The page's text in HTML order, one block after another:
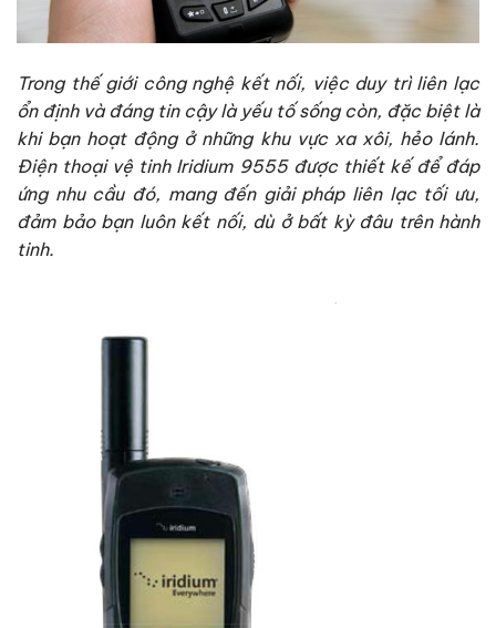
Trong thế giới công nghệ kết nối, việc duy trì liên lạc
ổn định và đáng tin cậy là yếu tố sống còn, đặc biệt là
khi bạn hoạt động ở những khu vực xa xôi, hẻo lánh.
Điện thoại vệ tinh Iridium 9555 được thiết kế để đáp
ứng nhu cầu đó, mang đến giải pháp liên lạc tối ưu,
đảm bảo bạn luôn kết nối, dù ở bất kỳ đâu trên hành
tinh.